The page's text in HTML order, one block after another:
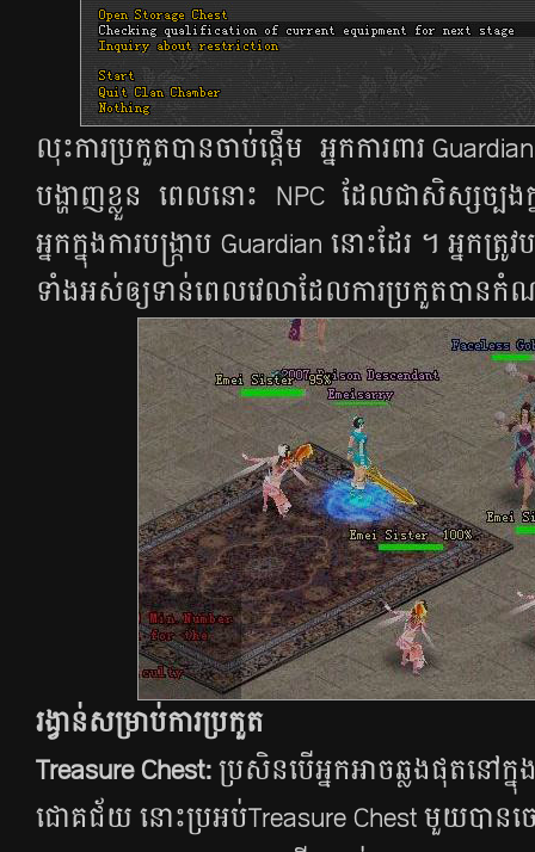
លុះ​ការ​ប្រកួត​បាន​ចាប់​ផ្តើម​ អ្នក​ការ​ពារ
បង្ហាញ​ខ្លួន​ ពេល​នោះ ​NPC ដែល​ជា​សិស្ស​ច្ប
អ្នក​​ក្នុង​​ការ​​បង្រ្កាប​​ Guardian នោះ​ដែរ​ ។​ អ្នក​​ត្រូ
ទាំង​​អស់​​ឲ្យ​​​ទាន់​​ពេល​​វេលា​​ដែល​​ការ​​ប្រកួត​​បាន​​
រង្វាន់សម្រាប់ការប្រកួត
Treasure Chest:ប្រសិនបើអ្នកអាចឆ្លងផុតនៅ
ជោគជ័យ នោះប្រអប់Treasure Chest មួយបាន